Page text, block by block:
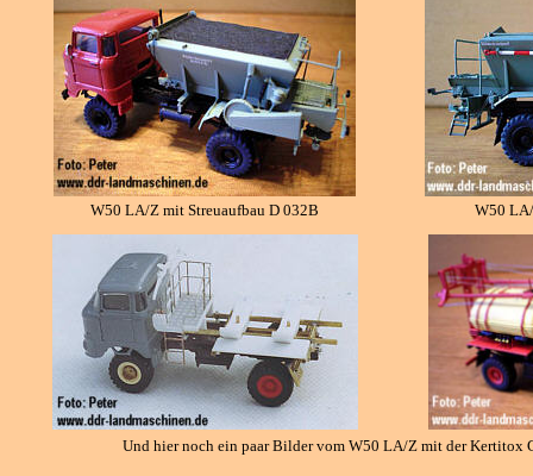
W50 LA/Z mit Streuaufbau D 032B W50
Und hier noch ein paar Bilder vom W50 LA/Z mit der Kertitox